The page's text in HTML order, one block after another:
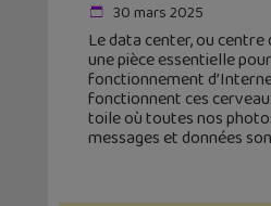
30 mars 2025
Le data center, ou centre
une pièce essentielle
fonctionnement
fonctionnent ces
toile où toutes nos
messages et données